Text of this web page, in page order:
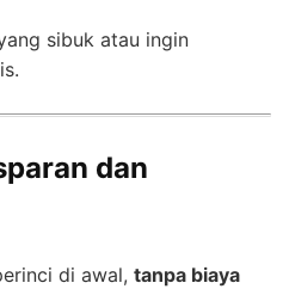
sibuk atau ingin
dan
di awal, tanpa biaya